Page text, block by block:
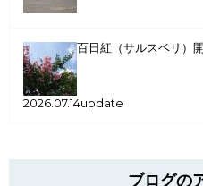
百日紅（サルスベリ）
2026.07.14update
ブログの